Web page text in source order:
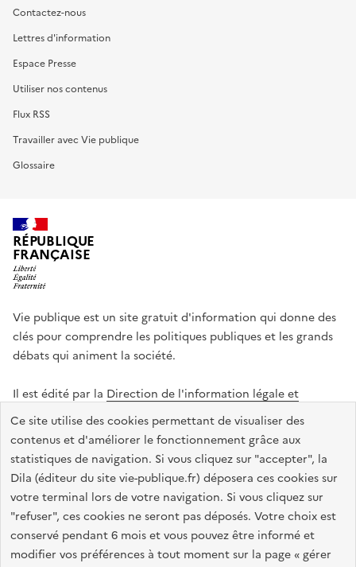
Ce site utilise des cookies permettant de visualiser des
contenus et d'améliorer le fonctionnement grâce aux
statistiques de navigation. Si vous cliquez sur "accepter", la
Dila (éditeur du site vie-publique.fr) déposera ces cookies sur
votre terminal lors de votre navigation. Si vous cliquez sur
"refuser", ces cookies ne seront pas déposés. Votre choix est
conservé pendant 6 mois et vous pouvez être informé et
modifier vos préférences à tout moment sur la page « gérer
Contactez-nous
Lettres d'information
Espace Presse
Utiliser nos contenus
Flux RSS
Travailler avec Vie publique
Glossaire
RÉPUBLIQUE
FRANÇAISE
Vie publique est un site gratuit d'information qui donne des
clés pour comprendre les politiques publiques et les grands
débats qui animent la société.
Il est édité par la Direction de l'information légale et
administrative
legifrance.gouv.fr info.gouv.fr
data.gouv.fr
service-public.gouv.fr
Accessibilité : totalement conforme Données personnelles